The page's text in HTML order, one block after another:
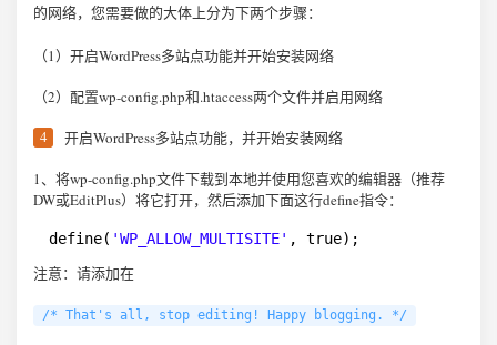
的网络，您需要做的大体上分为下两个步骤：
（1）开启WordPress多站点功能并开始安装网络
（2）配置wp-config.php和.htaccess两个文件并启用网络
开启WordPress多站点功能，并开始安装网络
1、将wp-config.php文件下载到本地并使用您喜欢的编辑器（推荐
DW或EditPlus）将它打开，然后添加下面这行define指令：
1
define( 'WP_ALLOW_MULTISITE' , true);
注意：请添加在
/* That's all, stop editing! Happy blogging. */